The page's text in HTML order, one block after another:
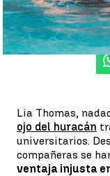
Publicado:
Lia Thomas,
ojo del huracán
universitarios.
compañeras se
ventaja injusta